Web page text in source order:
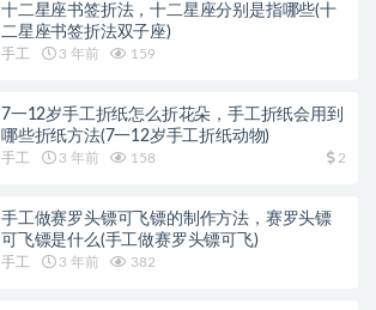
十二星座书签折法，十二星座分别是指哪些(十
二星座书签折法双子座)
手工 3 年前 159
7一12岁手工折纸怎么折花朵，手工折纸会用到
哪些折纸方法(7一12岁手工折纸动物)
手工 3 年前 158 2
手工做赛罗头镖可飞镖的制作方法，赛罗头镖
可飞镖是什么(手工做赛罗头镖可飞)
手工 3 年前 382